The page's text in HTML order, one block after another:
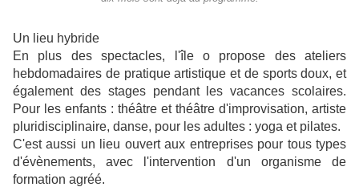
Un lieu hybride
En plus des spectacles, l'île o propose des ateliers
hebdomadaires de pratique artistique et de sports doux, et
également des stages pendant les vacances scolaires.
Pour les enfants : théâtre et théâtre d'improvisation, artiste
pluridisciplinaire, danse, pour les adultes : yoga et pilates.
C'est aussi un lieu ouvert aux entreprises pour tous types
d'évènements, avec l'intervention d'un organisme de
formation agréé.